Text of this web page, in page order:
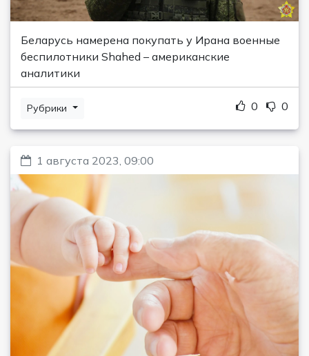
Беларусь намерена покупать у Ирана военные
беспилотники Shahed – американские
аналитики
Рубрики 0 0
1 августа 2023, 09:00